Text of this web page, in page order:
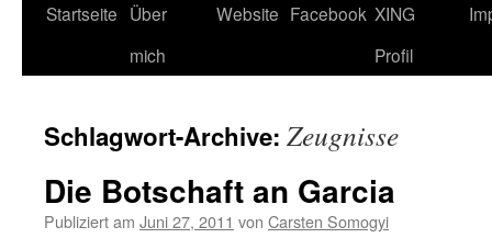
Zum
Startseite Über
mich
Website Facebook XING
Profil
Schlagwort-Archive: Zeugnisse
Die Botschaft an Garcia
Publiziert am Juni 27, 2011 von Carsten Somogyi